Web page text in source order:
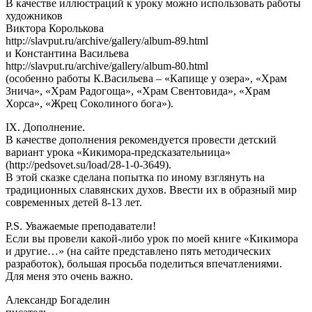
В качестве иллюстраций к уроку можно использовать работы
художников
Виктора Королькова
http://slavput.ru/archive/gallery/album-89.html
и Константина Васильева
http://slavput.ru/archive/gallery/album-80.html
(особенно работы К.Васильева – «Капище у озера», «Храм
Знича», «Храм Радогоща», «Храм Свентовида», «Храм
Хорса», «Жрец Соколиного бога»).
IX. Дополнение.
В качестве дополнения рекомендуется провести детский
вариант урока «Кикимора-предсказательница»
(http://pedsovet.su/load/28-1-0-3649).
В этой сказке сделана попытка по иному взглянуть на
традиционных славянских духов. Ввести их в образный мир
современных детей 8-13 лет.
P.S. Уважаемые преподаватели!
Если вы провели какой-либо урок по моей книге «Кикимора
и другие…» (на сайте представлено пять методических
разработок), большая просьба поделиться впечатлениями.
Для меня это очень важно.
Александр Богаделин